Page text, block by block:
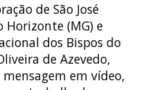
de São José
Horizonte (MG) e
dos Bispos do
de Azevedo,
em vídeo,